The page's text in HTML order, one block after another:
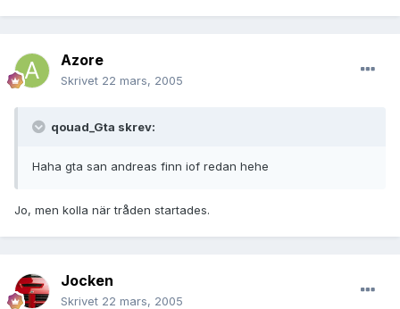
Azore
Skrivet 22 mars, 2005
qouad_Gta skrev:
Haha gta san andreas finn iof redan hehe
Jo, men kolla när tråden startades.
Jocken
Skrivet 22 mars, 2005